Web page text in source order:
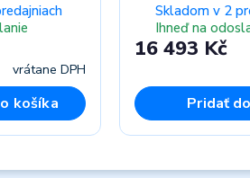
vrátane DPH
košíka
Skladom v 2
Ihneď na
16 493 Kč
Pridať